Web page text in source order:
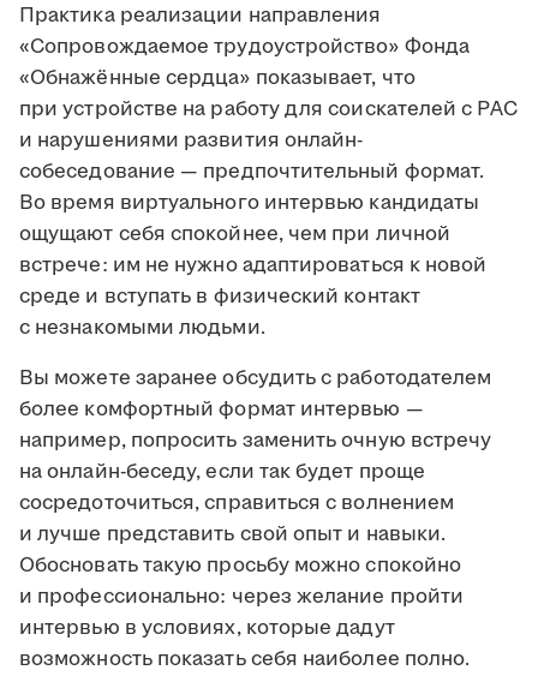
Практика реализации направления
«Сопровождаемое трудоустройство» Фонда
«Обнажённые сердца» показывает, что
при устройстве на работу для соискателей с РАС
и нарушениями развития онлайн-
собеседование — предпочтительный формат.
Во время виртуального интервью кандидаты
ощущают себя спокойнее, чем при личной
встрече: им не нужно адаптироваться к новой
среде и вступать в физический контакт
с незнакомыми людьми.
Вы можете заранее обсудить с работодателем
более комфортный формат интервью —
например, попросить заменить очную встречу
на онлайн-беседу, если так будет проще
сосредоточиться, справиться с волнением
и лучше представить свой опыт и навыки.
Обосновать такую просьбу можно спокойно
и профессионально: через желание пройти
интервью в условиях, которые дадут
возможность показать себя наиболее полно.